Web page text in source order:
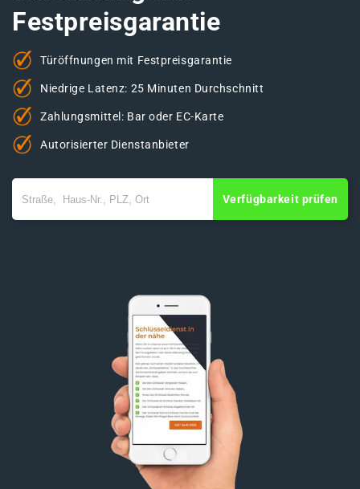
Festpreisgarantie
Türöffnungen mit Festpreisgarantie
Niedrige Latenz: 25 Minuten Durchschnitt
Zahlungsmittel: Bar oder EC-Karte
Autorisierter Dienstanbieter
Verfügbarkeit prüfen